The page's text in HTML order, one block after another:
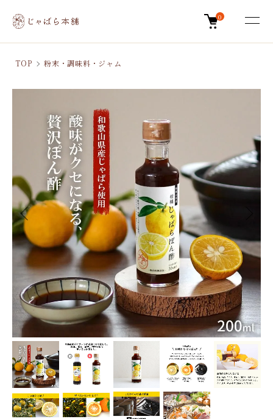
0
TOP 粉末・調味料・ジャム